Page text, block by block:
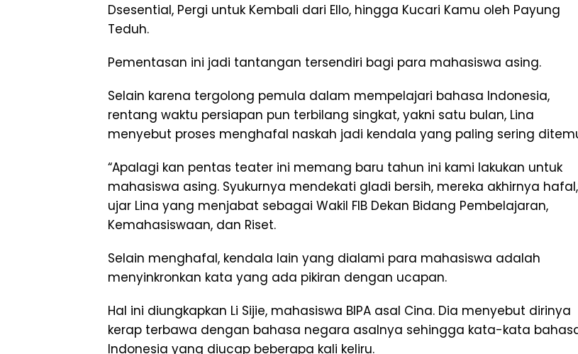
Dsesential, Pergi untuk Kembali dari Ello, hingga Kucari Kamu oleh Payung
Teduh.
Pementasan ini jadi tantangan tersendiri bagi para mahasiswa asing.
Selain karena tergolong pemula dalam mempelajari bahasa Indonesia,
rentang waktu persiapan pun terbilang singkat, yakni satu bulan, Lina
menyebut proses menghafal naskah jadi kendala yang paling sering
“Apalagi kan pentas teater ini memang baru tahun ini kami lakukan untuk
mahasiswa asing. Syukurnya mendekati gladi bersih, mereka akhirnya
ujar Lina yang menjabat sebagai Wakil FIB Dekan Bidang Pembelajaran,
Kemahasiswaan, dan Riset.
Selain menghafal, kendala lain yang dialami para mahasiswa adalah
menyinkronkan kata yang ada pikiran dengan ucapan.
Hal ini diungkapkan Li Sijie, mahasiswa BIPA asal Cina. Dia menyebut dirinya
kerap terbawa dengan bahasa negara asalnya sehingga kata-kata
Indonesia yang diucap beberapa kali keliru.